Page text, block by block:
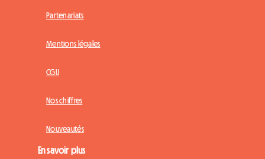
Partenariats
Mentions légales
CGU
Nos chiffres
Nouveautés
En savoir plus